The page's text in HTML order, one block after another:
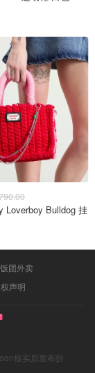
Loverboy Bulldog 挂
饭团外卖
声明
核实后发布折